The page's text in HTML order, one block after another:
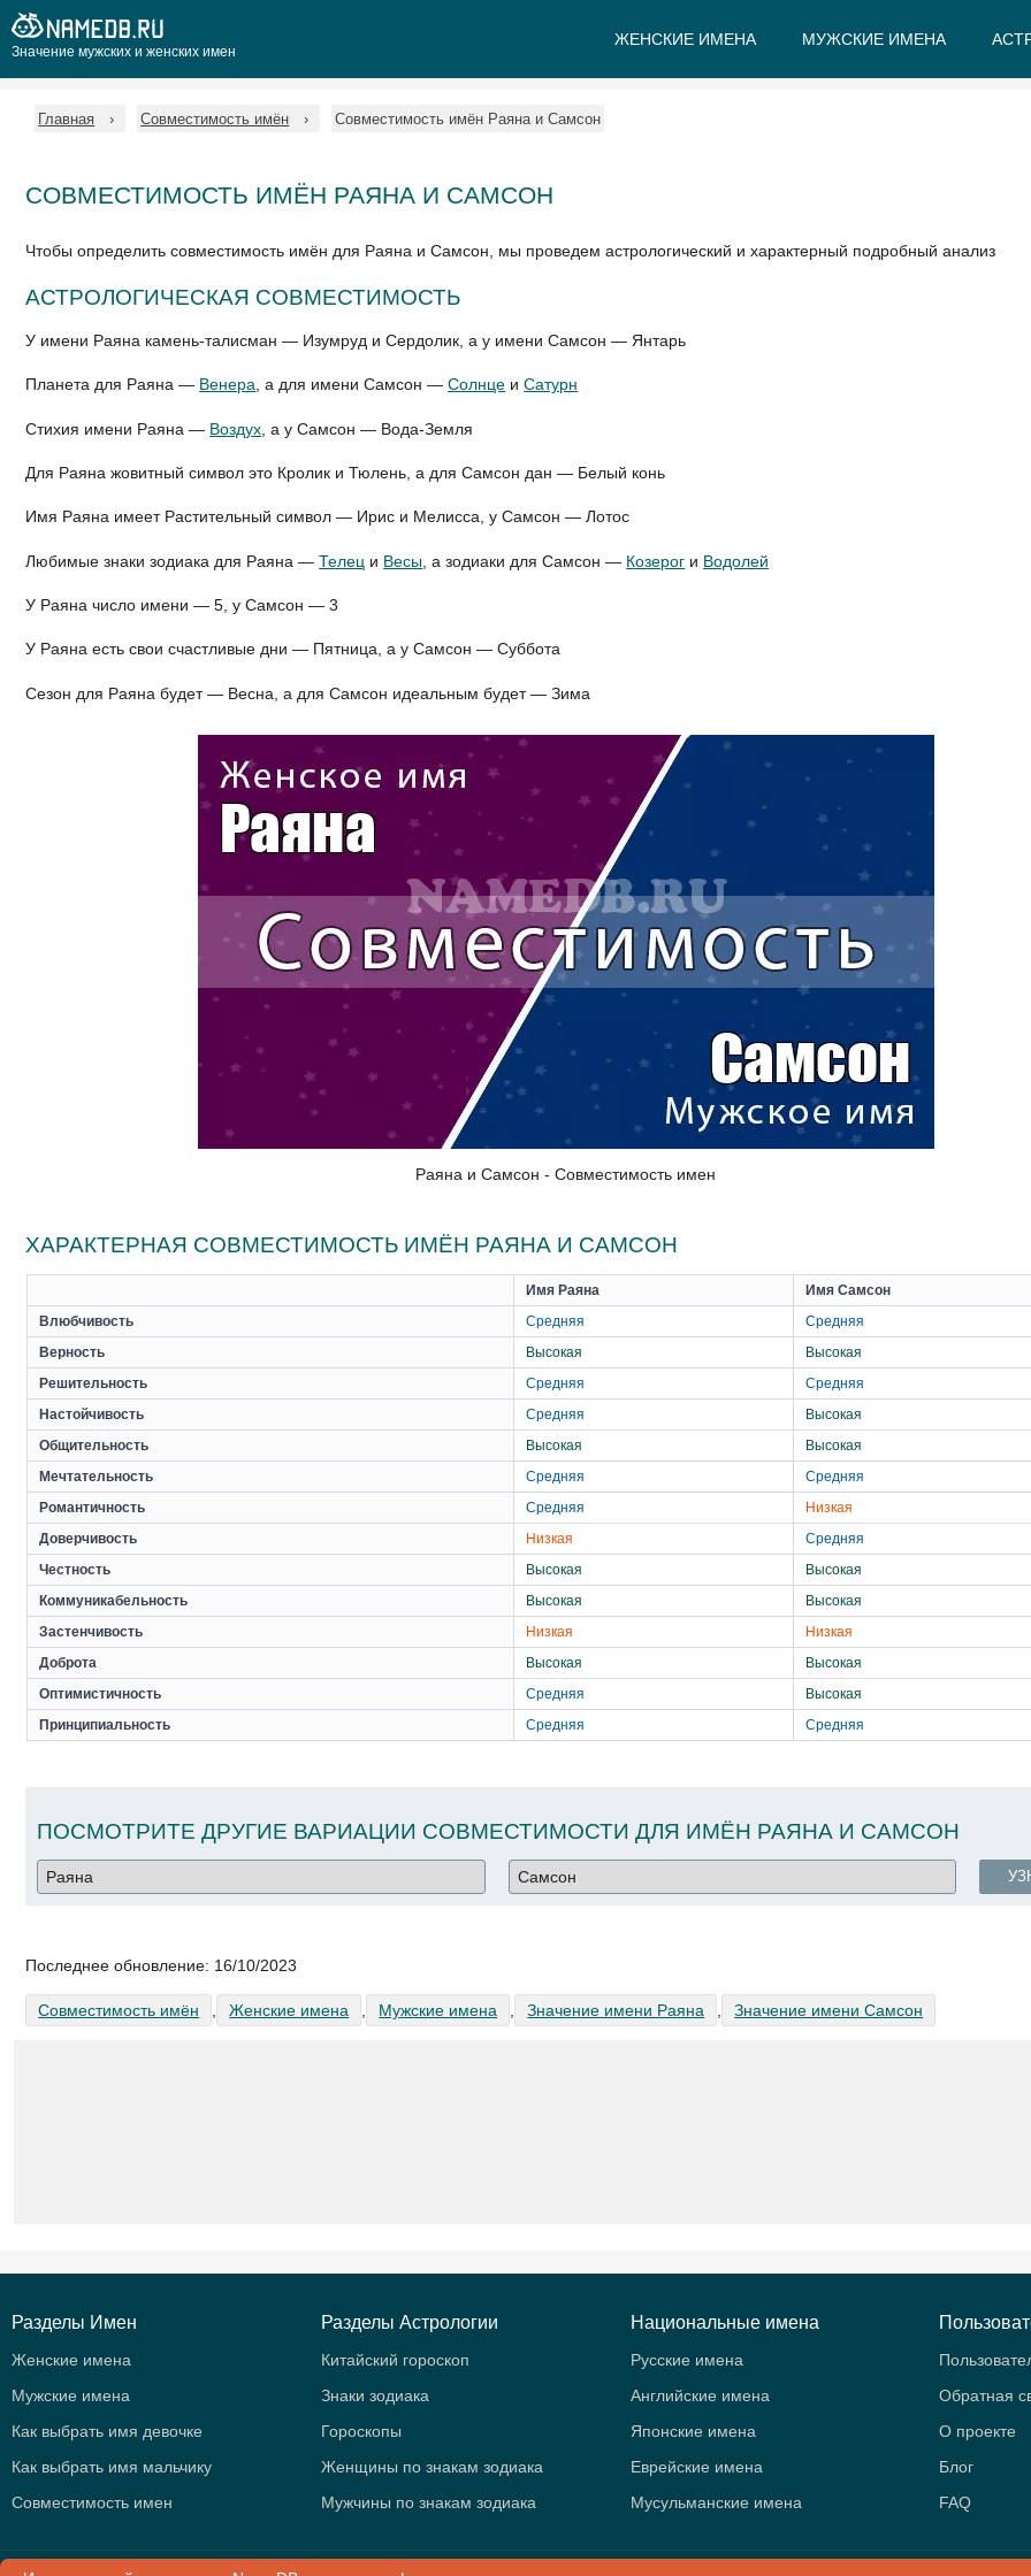
Значение мужских и женских имен
ЖЕНСКИЕ ИМЕНА МУЖСКИЕ ИМЕНА
Главная Совместимость имён Совместимость имён Раяна и Самсон
СОВМЕСТИМОСТЬ ИМЁН РАЯНА И САМСОН
Чтобы определить совместимость имён для Раяна и Самсон, мы проведем астрологический и характерный подробный анализ
АСТРОЛОГИЧЕСКАЯ СОВМЕСТИМОСТЬ
У имени Раяна камень-талисман — Изумруд и Сердолик, а у имени Самсон — Янтарь
Планета для Раяна — Венера , а для имени Самсон —Солнце иСатурн
Стихия имени Раяна — Воздух , а у Самсон — Вода-Земля
Для Раяна жовитный символ это Кролик и Тюлень, а для Самсон дан — Белый конь
Имя Раяна имеет Растительный символ — Ирис и Мелисса, у Самсон — Лотос
Любимые знаки зодиака для Раяна —Телец и Весы , а зодиаки для Самсон — Козерог и Водолей
У Раяна число имени — 5, у Самсон — 3
У Раяна есть свои счастливые дни — Пятница, а у Самсон — Суббота
Сезон для Раяна будет — Весна, а для Самсон идеальным будет — Зима
Раяна и Самсон - Совместимость имен
ХАРАКТЕРНАЯ СОВМЕСТИМОСТЬ ИМЁН РАЯНА И САМСОН
Имя Раяна
Имя Самсон
Влюбчивость
Средняя
Средняя
Верность
Высокая
Высокая
Решительность
Средняя
Средняя
Настойчивость
Средняя
Высокая
Общительность
Высокая
Высокая
Мечтательность
Средняя
Средняя
Романтичность
Средняя
Низкая
Доверчивость
Низкая
Средняя
Честность
Высокая
Высокая
Коммуникабельность
Высокая
Высокая
Застенчивость
Низкая
Низкая
Доброта
Высокая
Высокая
Оптимистичность
Средняя
Высокая
Принципиальность
Средняя Средняя
ПОСМОТРИТЕ ДРУГИЕ ВАРИАЦИИ СОВМЕСТИМОСТИ ДЛЯ ИМЁН РАЯНА И САМСОН
Последнее обновление: 16/10/2023
Совместимость имён Женские имена Мужские имена Значение имени Раяна Значение имени Самсон
Разделы Имен
Женские имена
Мужские имена
Как выбрать имя девочке
Как выбрать имя мальчику
Совместимость имен
Разделы Астрологии
Китайский гороскоп
Знаки зодиака
Гороскопы
Женщины по знакам зодиака
Мужчины по знакам зодиака
Национальные имена
Русские имена
Английские имена
Японские имена
Еврейские имена
Мусульманские имена
Обратная
О проекте
Блог
FAQ